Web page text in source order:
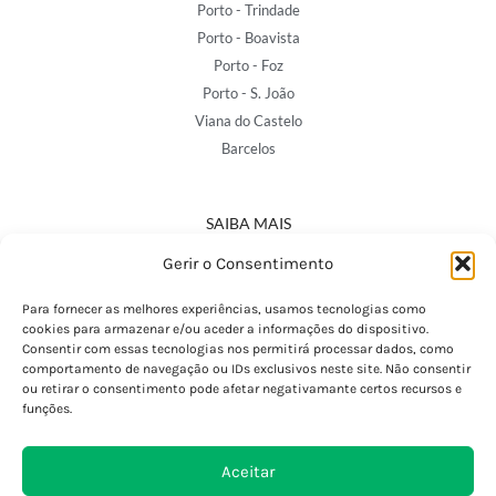
Gerir o Consentimento
Para fornecer as melhores experiências, usamos tecnologias como
cookies para armazenar e/ou aceder a informações do dispositivo.
Consentir com essas tecnologias nos permitirá processar dados, como
comportamento de navegação ou IDs exclusivos neste site. Não consentir
ou retirar o consentimento pode afetar negativamante certos recursos e
funções.
Aceitar
Porto - Trindade
Porto - Boavista
Porto - Foz
Porto - S. João
Viana do Castelo
Barcelos
SAIBA MAIS
Política de Privacidade
Termos e Condições
Perguntas Frequentes
Custos de Envio
Encomendas Internacionais
Devoluções e Trocas